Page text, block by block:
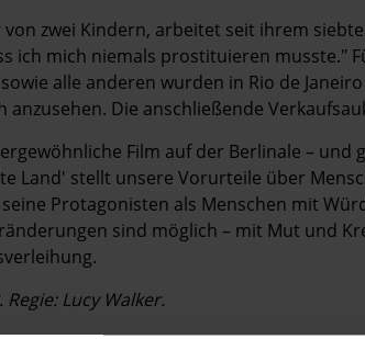
zwei Kindern, arbeitet seit ihrem
ich mich niemals prostituieren musste."
alle anderen wurden in Rio de
anzusehen. Die anschließende
Film auf der Berlinale – und
Land' stellt unsere Vorurteile über
Protagonisten als Menschen mit
sind möglich – mit Mut und
Regie: Lucy Walker.